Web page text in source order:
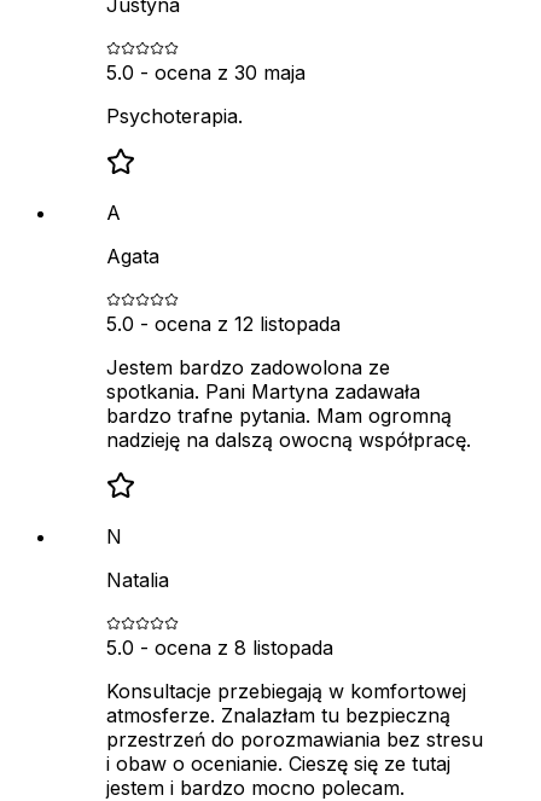
5.0 - ocena z 30 maja
Psychoterapia.
A
Agata
5.0 - ocena z 12 listopada
Jestem bardzo zadowolona ze
spotkania. Pani Martyna zadawała
bardzo trafne pytania. Mam ogromną
nadzieję na dalszą owocną współpracę.
N
Natalia
5.0 - ocena z 8 listopada
Konsultacje przebiegają w komfortowej
atmosferze. Znalazłam tu bezpieczną
przestrzeń do porozmawiania bez stresu
i obaw o ocenianie. Cieszę się ze tutaj
jestem i bardzo mocno polecam.